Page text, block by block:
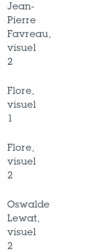
Jean-
Pierre
Favreau,
visuel
2
Flore,
visuel
1
Flore,
visuel
2
Oswalde
Lewat,
visuel
2